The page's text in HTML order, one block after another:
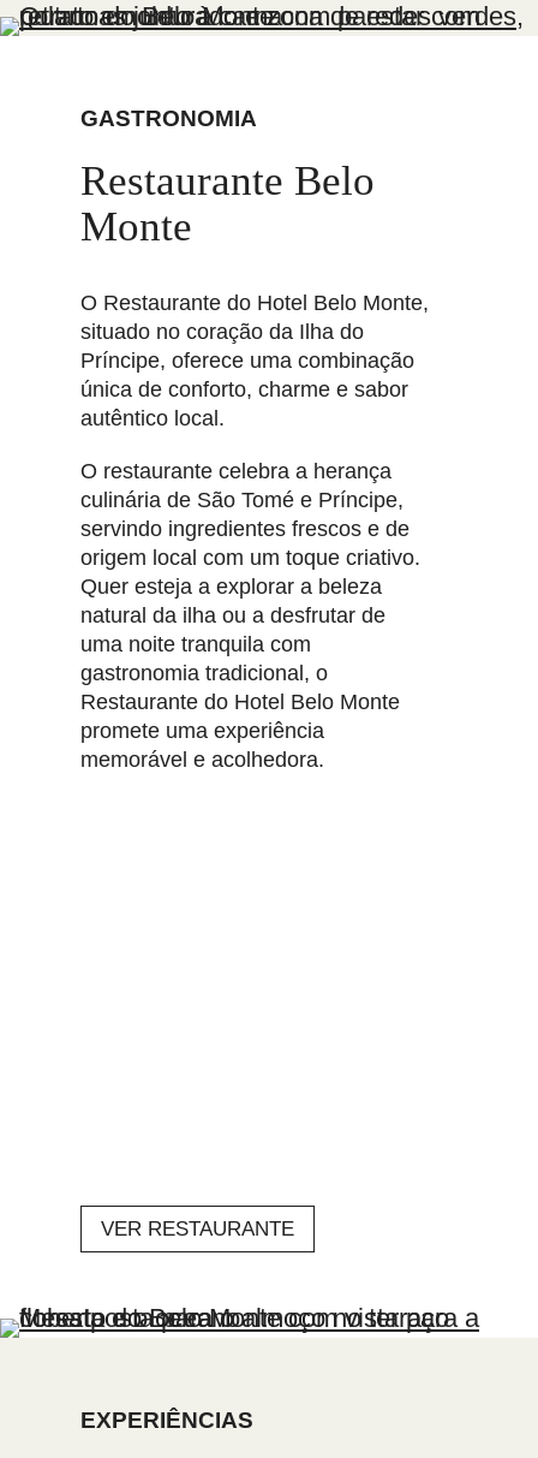
GASTRONOMIA
Restaurante Belo
Monte
O Restaurante do Hotel Belo Monte,
situado no coração da Ilha do
Príncipe, oferece uma combinação
única de conforto, charme e sabor
autêntico local.
O restaurante celebra a herança
culinária de São Tomé e Príncipe,
servindo ingredientes frescos e de
origem local com um toque criativo.
Quer esteja a explorar a beleza
natural da ilha ou a desfrutar de
uma noite tranquila com
gastronomia tradicional, o
Restaurante do Hotel Belo Monte
promete uma experiência
memorável e acolhedora.
VER RESTAURANTE
EXPERIÊNCIAS